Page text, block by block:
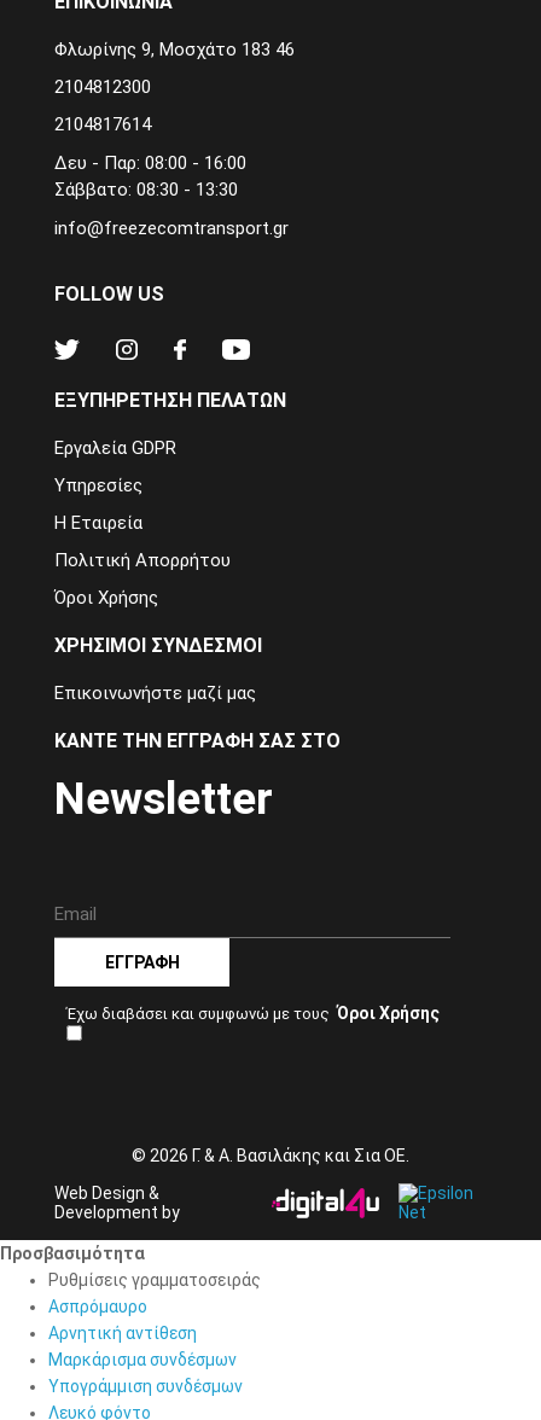
Φλωρίνης 9, Μοσχάτο 183 46
2104812300
2104817614
Δευ - Παρ: 08:00 - 16:00
Σάββατο: 08:30 - 13:30
info@freezecomtransport.gr
FOLLOW US
ΕΞΥΠΗΡΈΤΗΣΗ ΠΕΛΑΤΏΝ
Εργαλεία GDPR
Υπηρεσίες
Η Εταιρεία
Πολιτική Απορρήτου
Όροι Χρήσης
ΧΡΉΣΙΜΟΙ ΣΎΝΔΕΣΜΟΙ
Επικοινωνήστε μαζί μας
ΚΆΝΤΕ ΤΗΝ ΕΓΓΡΑΦΉ ΣΑΣ ΣΤΟ
Newsletter
ΕΓΓΡΑΦΉ
Έχω διαβάσει και συμφωνώ με τους Όροι Χρήσης
© 2026 Γ. & Α. Βασιλάκης και Σια ΟΕ.
Web Design &
Development by
Προσβασιμότητα
Προσβασιμότητα
Ρυθμίσεις γραμματοσειράς
Ασπρόμαυρο
Αρνητική αντίθεση
Μαρκάρισμα συνδέσμων
Υπογράμμιση συνδέσμων
Λευκό φόντο